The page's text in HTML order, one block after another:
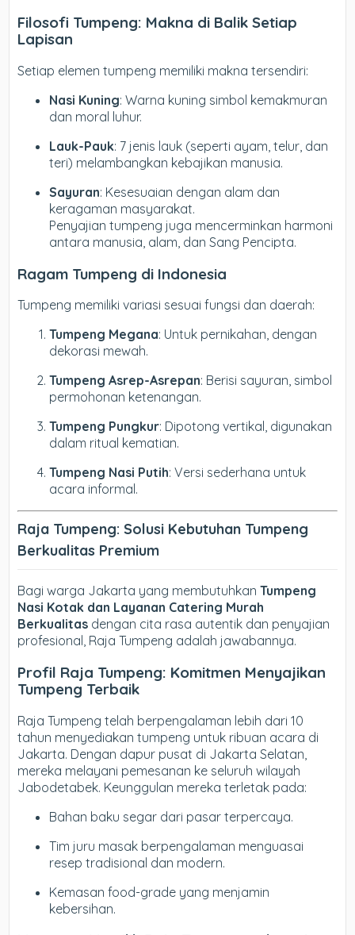
Filosofi Tumpeng: Makna di Balik Setiap
Lapisan
Setiap elemen tumpeng memiliki makna tersendiri:
Nasi Kuning: Warna kuning simbol kemakmuran
dan moral luhur.
Lauk-Pauk: 7 jenis lauk (seperti ayam, telur, dan
teri) melambangkan kebajikan manusia.
Sayuran: Kesesuaian dengan alam dan
keragaman masyarakat.
Penyajian tumpeng juga mencerminkan harmoni
antara manusia, alam, dan Sang Pencipta.
Ragam Tumpeng di Indonesia
Tumpeng memiliki variasi sesuai fungsi dan daerah:
Tumpeng Megana: Untuk pernikahan, dengan
dekorasi mewah.
Tumpeng Asrep-Asrepan: Berisi sayuran, simbol
permohonan ketenangan.
Tumpeng Pungkur: Dipotong vertikal, digunakan
dalam ritual kematian.
Tumpeng Nasi Putih: Versi sederhana untuk
acara informal.
Raja Tumpeng: Solusi Kebutuhan Tumpeng
Berkualitas Premium
Bagi warga Jakarta yang membutuhkanTumpeng
Nasi Kotak dan Layanan Catering Murah
Berkualitas dengan cita rasa autentik dan penyajian
profesional, Raja Tumpeng adalah jawabannya.
Profil Raja Tumpeng: Komitmen Menyajikan
Tumpeng Terbaik
Raja Tumpeng telah berpengalaman lebih dari 10
tahun menyediakan tumpeng untuk ribuan acara di
Jakarta. Dengan dapur pusat di Jakarta Selatan,
mereka melayani pemesanan ke seluruh wilayah
Jabodetabek. Keunggulan mereka terletak pada:
Bahan baku segar dari pasar terpercaya.
Tim juru masak berpengalaman menguasai
resep tradisional dan modern.
Kemasan food-grade yang menjamin
kebersihan.